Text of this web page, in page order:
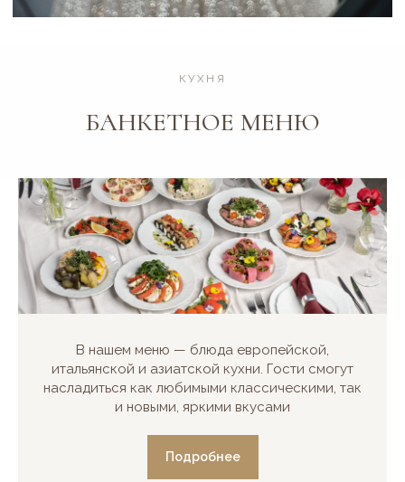
КУХНЯ
БАНКЕТНОЕ МЕНЮ
В нашем меню — блюда европейской,
итальянской и азиатской кухни. Гости смогут
насладиться как любимыми классическими, так
и новыми, яркими вкусами
Подробнее